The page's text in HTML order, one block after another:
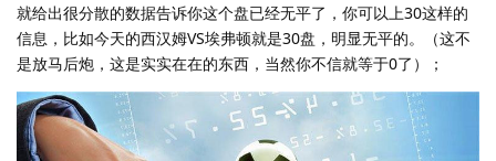
就给出很分散的数据告诉你这个盘已经无平了，你可以上30这样的
信息，比如今天的西汉姆VS埃弗顿就是30盘，明显无平的。（这不
是放马后炮，这是实实在在的东西，当然你不信就等于0了）；